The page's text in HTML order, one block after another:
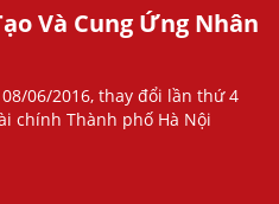
Và Cung Ứng Nhân
06/2016, thay đổi lần thứ 4
chính Thành phố Hà Nội